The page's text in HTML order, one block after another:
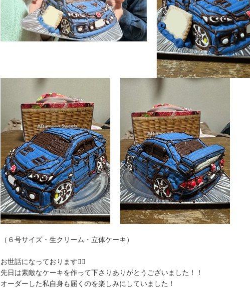
（６号サイズ・生クリーム・立体ケーキ）
お世話になっております🙇‍♀️
先日は素敵なケーキを作って下さりありがとうございました！！
オーダーした私自身も届くのを楽しみにしていました！